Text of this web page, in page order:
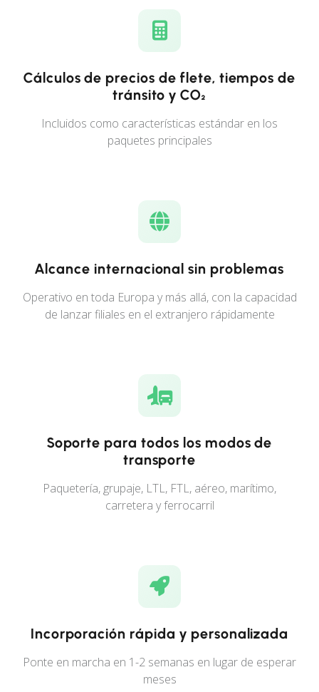
Cálculos de precios de flete, tiempos de
tránsito y CO₂
Incluidos como características estándar en los
paquetes principales
Alcance internacional sin problemas
Operativo en toda Europa y más allá, con la capacidad
de lanzar filiales en el extranjero rápidamente
Soporte para todos los modos de
transporte
Paquetería, grupaje, LTL, FTL, aéreo, marítimo,
carretera y ferrocarril
Incorporación rápida y personalizada
Ponte en marcha en 1-2 semanas en lugar de esperar
meses